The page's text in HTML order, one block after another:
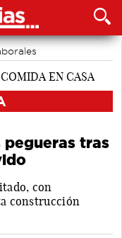
pegueras tras
con
construcción